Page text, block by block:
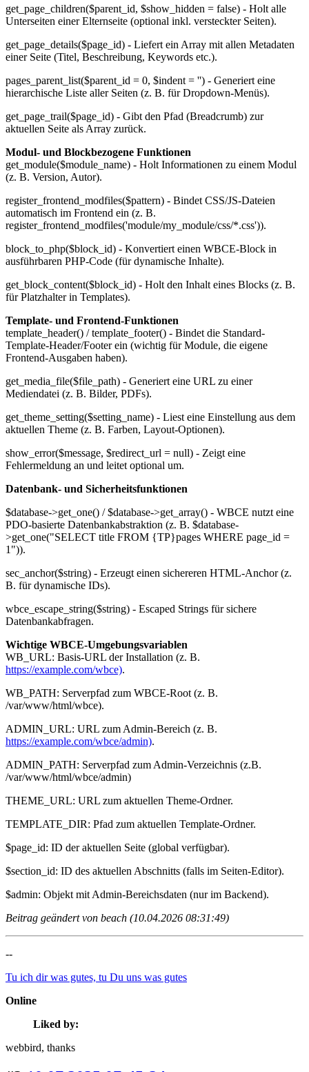
get_page_children($parent_id, $show_hidden = false) - Holt alle
Unterseiten einer Elternseite (optional inkl. versteckter Seiten).
get_page_details($page_id) - Liefert ein Array mit allen Metadaten
einer Seite (Titel, Beschreibung, Keywords etc.).
pages_parent_list($parent_id = 0, $indent = '') - Generiert eine
hierarchische Liste aller Seiten (z. B. für Dropdown-Menüs).
get_page_trail($page_id) - Gibt den Pfad (Breadcrumb) zur
aktuellen Seite als Array zurück.
Modul- und Blockbezogene Funktionen
get_module($module_name) - Holt Informationen zu einem Modul
(z. B. Version, Autor).
register_frontend_modfiles($pattern) - Bindet CSS/JS-Dateien
automatisch im Frontend ein (z. B.
register_frontend_modfiles('module/my_module/css/*.css')).
block_to_php($block_id) - Konvertiert einen WBCE-Block in
ausführbaren PHP-Code (für dynamische Inhalte).
get_block_content($block_id) - Holt den Inhalt eines Blocks (z. B.
für Platzhalter in Templates).
Template- und Frontend-Funktionen
template_header() / template_footer() - Bindet die Standard-
Template-Header/Footer ein (wichtig für Module, die eigene
Frontend-Ausgaben haben).
get_media_file($file_path) - Generiert eine URL zu einer
Mediendatei (z. B. Bilder, PDFs).
get_theme_setting($setting_name) - Liest eine Einstellung aus dem
aktuellen Theme (z. B. Farben, Layout-Optionen).
show_error($message, $redirect_url = null) - Zeigt eine
Fehlermeldung an und leitet optional um.
Datenbank- und Sicherheitsfunktionen
$database->get_one() / $database->get_array() - WBCE nutzt eine
PDO-basierte Datenbankabstraktion (z. B. $database-
>get_one("SELECT title FROM {TP}pages WHERE page_id =
1")).
sec_anchor($string) - Erzeugt einen sichereren HTML-Anchor (z.
B. für dynamische IDs).
wbce_escape_string($string) - Escaped Strings für sichere
Datenbankabfragen.
Wichtige WBCE-Umgebungsvariablen
WB_URL: Basis-URL der Installation (z. B.
https://example.com/wbce).
WB_PATH: Serverpfad zum WBCE-Root (z. B.
/var/www/html/wbce).
ADMIN_URL: URL zum Admin-Bereich (z. B.
https://example.com/wbce/admin).
ADMIN_PATH: Serverpfad zum Admin-Verzeichnis (z.B.
/var/www/html/wbce/admin)
THEME_URL: URL zum aktuellen Theme-Ordner.
TEMPLATE_DIR: Pfad zum aktuellen Template-Ordner.
$page_id: ID der aktuellen Seite (global verfügbar).
$section_id: ID des aktuellen Abschnitts (falls im Seiten-Editor).
$admin: Objekt mit Admin-Bereichsdaten (nur im Backend).
Beitrag geändert von beach (10.04.2026 08:31:49)
--
Tu ich dir was gutes, tu Du uns was gutes
Online
Liked by:
webbird, thanks